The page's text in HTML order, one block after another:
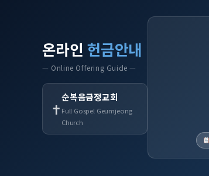
온라인 헌금안내
— Online Offering Guide —
✝
순복음금정교회
Full Gospel Geumjeong
Church